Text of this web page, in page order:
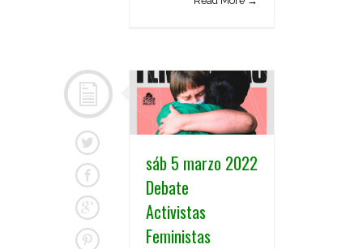
sáb 5 marzo 2022
Debate
Activistas
Feministas